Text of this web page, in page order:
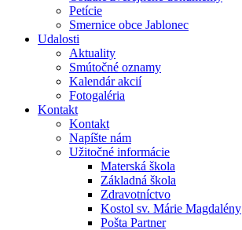
Petície
Smernice obce Jablonec
Udalosti
Aktuality
Smútočné oznamy
Kalendár akcií
Fotogaléria
Kontakt
Kontakt
Napíšte nám
Užitočné informácie
Materská škola
Základná škola
Zdravotníctvo
Kostol sv. Márie Magdalény
Pošta Partner